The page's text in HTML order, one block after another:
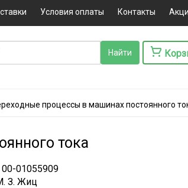
Условия оплаты Контакты
процессы в машинах постоянного
тока
00-01055909
З. Жиц